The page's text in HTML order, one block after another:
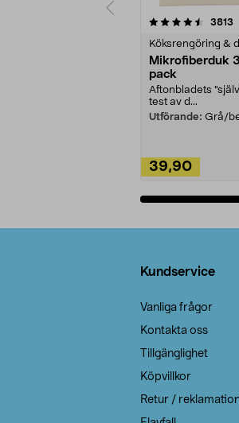
3813
Köksrengöring &
Mikrofiberduk
pack
Aftonbladets
test av d...
Utförande: Grå/
39,90
4.0av 5
Kundservice
Vanliga frågor
Kontakta oss
Tillgänglighet
Köpvillkor
Retur /